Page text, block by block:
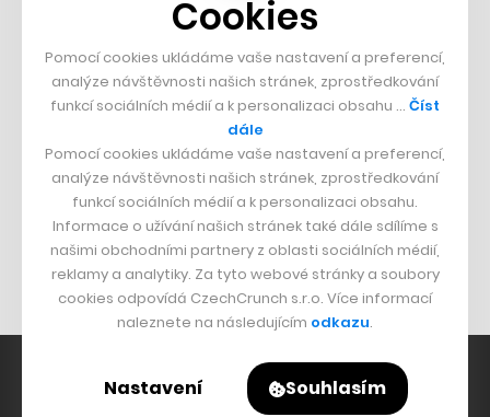
Boční projekt, co se zvrtnul
Francouzský šéfkuchař na Šumavě
Dva golfisti, co pečou
DESIGN
Bomma není tichá
Originální hodinky
Nábytek z betonu
Cookies
Pomocí cookies ukládáme vaše nastavení a preferencí,
analýze návštěvnosti našich stránek, zprostředkování
funkcí sociálních médií a k personalizaci obsahu … Číst
dále
Pomocí cookies ukládáme vaše nastavení a preferencí,
analýze návštěvnosti našich stránek, zprostředkování
funkcí sociálních médií a k personalizaci obsahu.
Informace o užívání našich stránek také dále sdílíme s
našimi obchodními partnery z oblasti sociálních médií,
reklamy a analytiky. Za tyto webové stránky a soubory
cookies odpovídá CzechCrunch s.r.o. Více informací
naleznete na následujícím odkazu.
Nastavení Souhlasím